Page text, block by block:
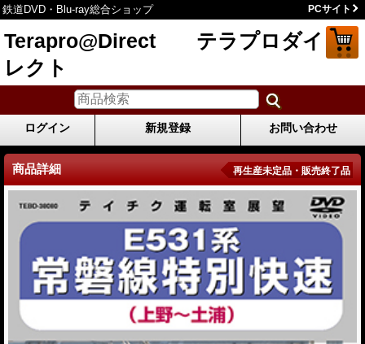
鉄道DVD・Blu-ray総合ショップ PCサイト
Terapro@Direct テラプロダイ
レクト
ログイン 新規登録 お問い合わせ
商品詳細 再生産未定品・販売終了品